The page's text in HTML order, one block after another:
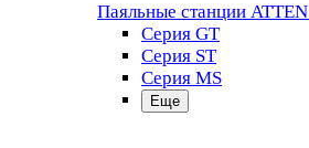
Паяльные станции ATTEN
Серия GT
Серия ST
Серия MS
Еще